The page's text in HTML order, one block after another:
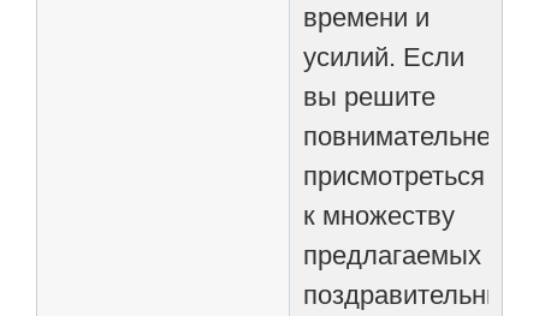
времени и
усилий. Если
вы решите
повнимательнее
присмотреться
к множеству
предлагаемых
поздравительных